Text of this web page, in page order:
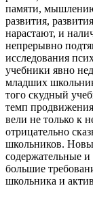
памяти,
развития,
нарастают, и
непрерывно
исследования
учебники явно
младших
того скудный
темп
вели не только к
отрицательно
школьников.
содержательные и
большие
школьника и